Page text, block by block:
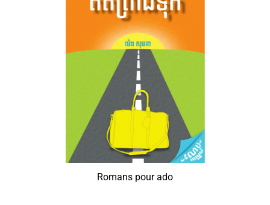
Romans pour ado